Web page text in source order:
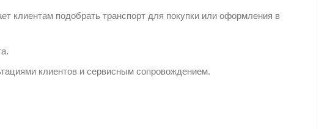
клиентам подобрать транспорт для покупки или оформления в
клиентов и сервисным сопровождением.